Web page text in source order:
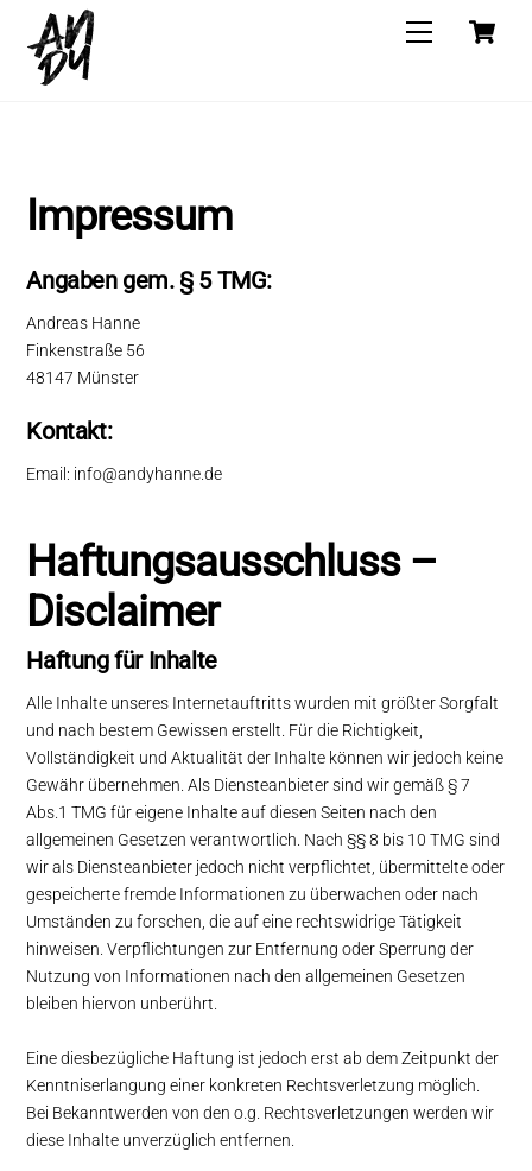
content
Menu
Impressum
Angaben gem. § 5 TMG:
Andreas Hanne
Finkenstraße 56
48147 Münster
Kontakt:
Email: info@andyhanne.de
Haftungsausschluss –
Disclaimer
Haftung für Inhalte
Alle Inhalte unseres Internetauftritts wurden mit größter Sorgfalt
und nach bestem Gewissen erstellt. Für die Richtigkeit,
Vollständigkeit und Aktualität der Inhalte können wir jedoch keine
Gewähr übernehmen. Als Diensteanbieter sind wir gemäß § 7
Abs.1 TMG für eigene Inhalte auf diesen Seiten nach den
allgemeinen Gesetzen verantwortlich. Nach §§ 8 bis 10 TMG sind
wir als Diensteanbieter jedoch nicht verpflichtet, übermittelte oder
gespeicherte fremde Informationen zu überwachen oder nach
Umständen zu forschen, die auf eine rechtswidrige Tätigkeit
hinweisen. Verpflichtungen zur Entfernung oder Sperrung der
Nutzung von Informationen nach den allgemeinen Gesetzen
bleiben hiervon unberührt.
Eine diesbezügliche Haftung ist jedoch erst ab dem Zeitpunkt der
Kenntniserlangung einer konkreten Rechtsverletzung möglich.
Bei Bekanntwerden von den o.g. Rechtsverletzungen werden wir
diese Inhalte unverzüglich entfernen.